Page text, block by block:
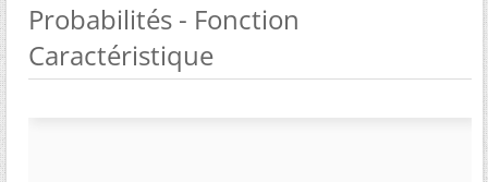
Probabilités - Fonction
Caractéristique